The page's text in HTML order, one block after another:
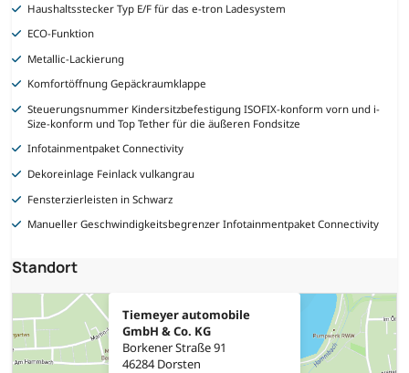
Haushaltsstecker Typ E/F für das e-tron Ladesystem
ECO-Funktion
Metallic-Lackierung
Komfortöffnung Gepäckraumklappe
Steuerungsnummer Kindersitzbefestigung ISOFIX-konform vorn und i-
Size-konform und Top Tether für die äußeren Fondsitze
Infotainmentpaket Connectivity
Dekoreinlage Feinlack vulkangrau
Fensterzierleisten in Schwarz
Manueller Geschwindigkeitsbegrenzer Infotainmentpaket Connectivity
Standort
Tiemeyer automobile
GmbH & Co. KG
Borkener Straße 91
46284 Dorsten